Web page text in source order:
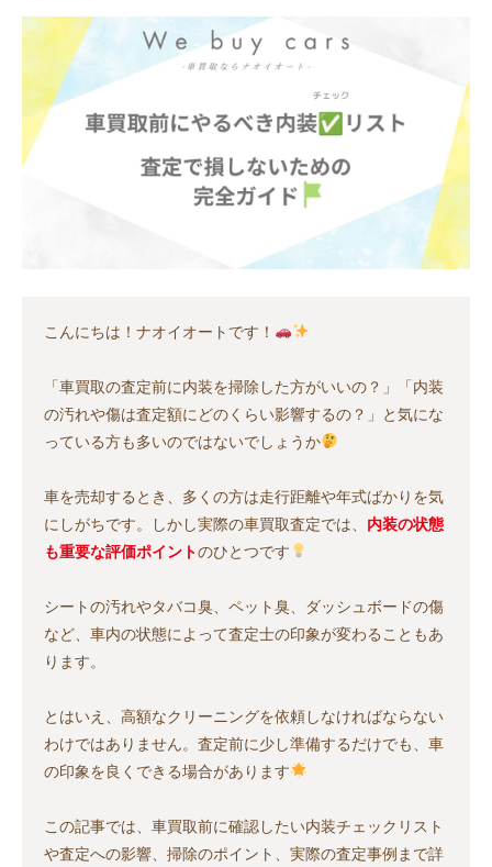
こんにちは！ナオイオートです！
「車買取の査定前に内装を掃除した方がいいの？」「内装
の汚れや傷は査定額にどのくらい影響するの？」と気にな
っている方も多いのではないでしょうか
車を売却するとき、多くの方は走行距離や年式ばかりを気
にしがちです。しかし実際の車買取査定では、 内装の状態
も重要な評価ポイントのひとつです
シートの汚れやタバコ臭、ペット臭、ダッシュボードの傷
など、車内の状態によって査定士の印象が変わることもあ
ります。
とはいえ、高額なクリーニングを依頼しなければならない
わけではありません。査定前に少し準備するだけでも、車
の印象を良くできる場合があります
この記事では、車買取前に確認したい内装チェックリスト
や査定への影響、掃除のポイント、実際の査定事例まで詳